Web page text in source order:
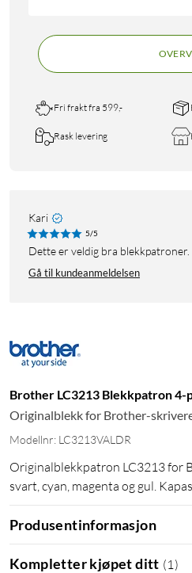
Fri frakt fra 599,-
Rask levering
Kari
5/5
Dette er veldig bra blekkpatroner.
Gå til kundeanmeldelsen
Brother LC3213 Blekkpatron 4-
Originalblekk for Brother-
Modellnr: LC3213VALDR
Originalblekkpatron LC3213 for
svart, cyan, magenta og gul.
Produsentinformasjon
Kompletter kjøpet ditt (1 )